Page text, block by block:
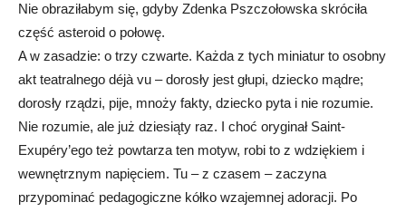
Nie obraziłabym się, gdyby Zdenka Pszczołowska skróciła
część asteroid o połowę.
A w zasadzie: o trzy czwarte. Każda z tych miniatur to osobny
akt teatralnego déjà vu – dorosły jest głupi, dziecko mądre;
dorosły rządzi, pije, mnoży fakty, dziecko pyta i nie rozumie.
Nie rozumie, ale już dziesiąty raz. I choć oryginał Saint-
Exupéry’ego też powtarza ten motyw, robi to z wdziękiem i
wewnętrznym napięciem. Tu – z czasem – zaczyna
przypominać pedagogiczne kółko wzajemnej adoracji. Po